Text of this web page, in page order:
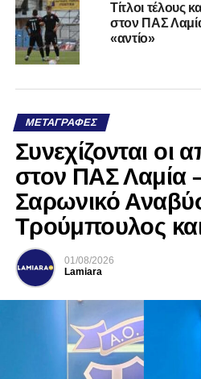
Τίτλοι τέλους
στον ΠΑΣ
«αντίο»
ΜΕΤΑΓΡΑΦΈΣ
Συνεχίζονται οι
στον ΠΑΣ Λαμία
Σαρωνικό
Τρούμπουλος
01/08/2026
Lamiara